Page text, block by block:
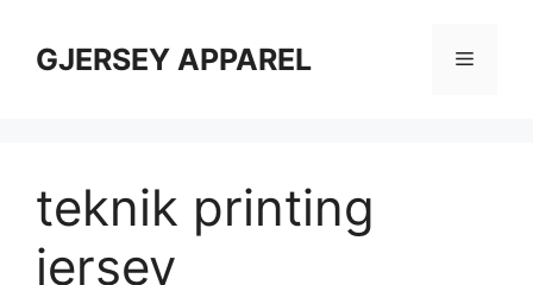
contentGJERSEY APPAREL Menu
teknik printing
jersey